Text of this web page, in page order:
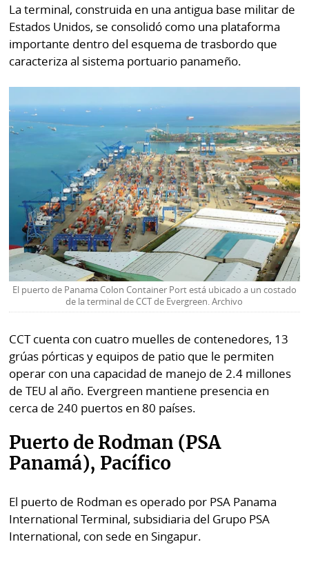
La terminal, construida en una antigua base militar de
Estados Unidos, se consolidó como una plataforma
importante dentro del esquema de trasbordo que
caracteriza al sistema portuario panameño.
El puerto de Panama Colon Container Port está ubicado a un costado
de la terminal de CCT de Evergreen. Archivo
CCT cuenta con cuatro muelles de contenedores, 13
grúas pórticas y equipos de patio que le permiten
operar con una capacidad de manejo de 2.4 millones
de TEU al año. Evergreen mantiene presencia en
cerca de 240 puertos en 80 países.
Puerto de Rodman (PSA
Panamá), Pacífico
El puerto de Rodman es operado por PSA Panama
International Terminal, subsidiaria del Grupo PSA
International, con sede en Singapur.